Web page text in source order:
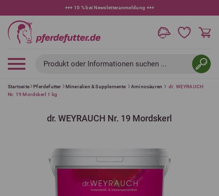
+++ 10 % bei Newsletteranmeldung +++
Produkt oder Informationen suchen ...
Startseite Pferdefutter Mineralien & Supplemente Aminosäuren
dr. WEYRAUCH
Nr. 19 Mordskerl 1 kg
dr. WEYRAUCH Nr. 19 Mordskerl